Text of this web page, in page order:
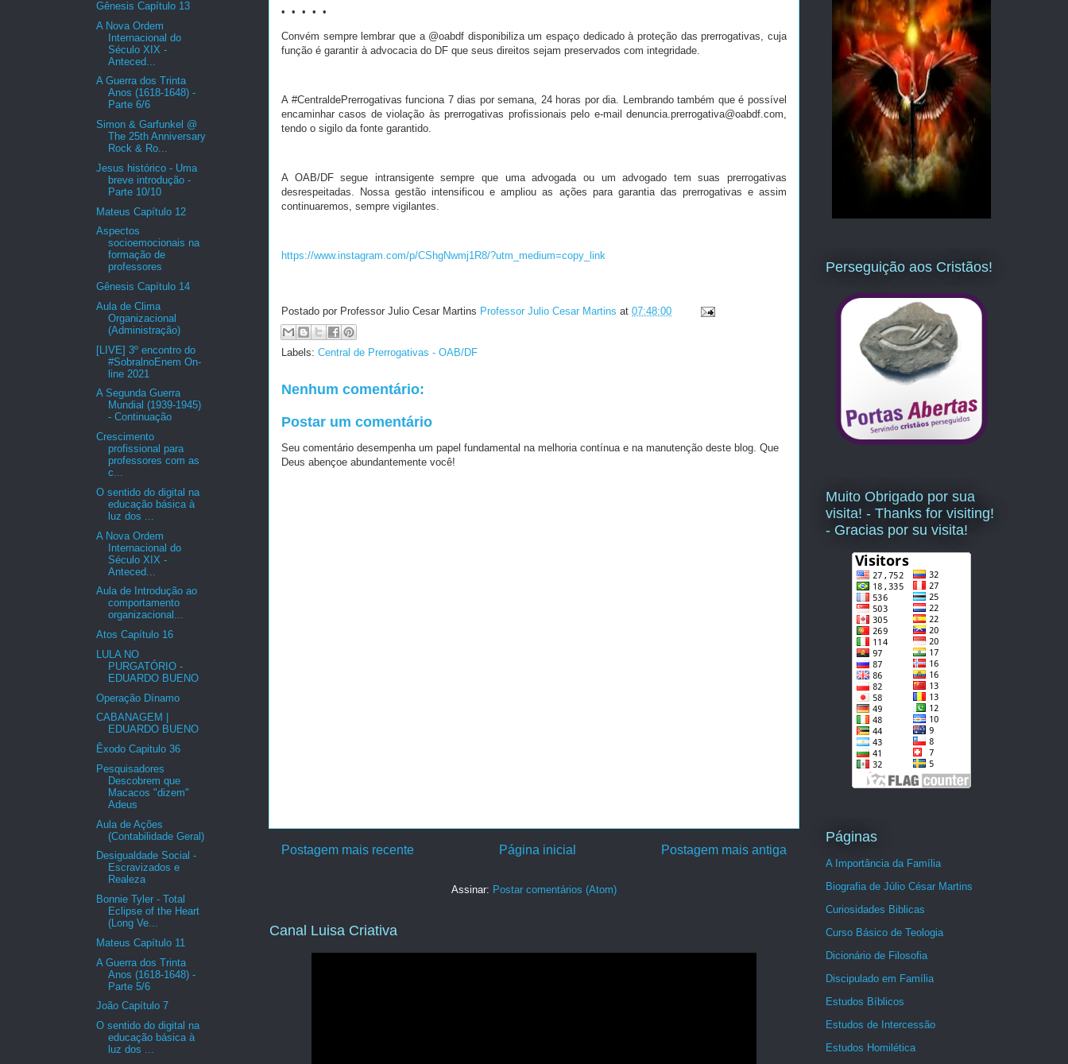
• • • • •
Convém sempre lembrar que a @oabdf disponibiliza um espaço dedicado à proteção das prerrogativas, cuja
função é garantir à advocacia do DF que seus direitos sejam preservados com integridade.
A #CentraldePrerrogativas funciona 7 dias por semana, 24 horas por dia. Lembrando também que é possível
encaminhar casos de violação às prerrogativas profissionais pelo e-mail denuncia.prerrogativa@oabdf.com,
tendo o sigilo da fonte garantido.
A OAB/DF segue intransigente sempre que uma advogada ou um advogado tem suas prerrogativas
desrespeitadas. Nossa gestão intensificou e ampliou as ações para garantia das prerrogativas e assim
continuaremos, sempre vigilantes.
https://www.instagram.com/p/CShgNwmj1R8/?utm_medium=copy_link
Postado por Professor Julio Cesar Martins Professor Julio Cesar Martins at 07:48:00
Labels: Central de Prerrogativas - OAB/DF
Nenhum comentário:
Postar um comentário
Seu comentário desempenha um papel fundamental na melhoria contínua e na manutenção deste blog. Que
Deus abençoe abundantemente você!
Postagem mais recente Postagem mais antiga
Página inicial
Assinar: Postar comentários (Atom)
Canal Luisa Criativa
Gênesis Capítulo 13
A Nova Ordem
Internacional do
Século XIX -
Anteced...
A Guerra dos Trinta
Anos (1618-1648) -
Parte 6/6
Simon & Garfunkel @
The 25th Anniversary
Rock & Ro...
Jesus histórico - Uma
breve introdução -
Parte 10/10
Mateus Capítulo 12
Aspectos
socioemocionais na
formação de
professores
Gênesis Capítulo 14
Aula de Clima
Organizacional
(Administração)
[LIVE] 3º encontro do
#SobralnoEnem On-
line 2021
A Segunda Guerra
Mundial (1939-1945)
- Continuação
Crescimento
profissional para
professores com as
c...
O sentido do digital na
educação básica à
luz dos ...
A Nova Ordem
Internacional do
Século XIX -
Anteced...
Aula de Introdução ao
comportamento
organizacional...
Atos Capítulo 16
LULA NO
PURGATÓRIO -
EDUARDO BUENO
Operação Dínamo
CABANAGEM |
EDUARDO BUENO
Êxodo Capitulo 36
Pesquisadores
Descobrem que
Macacos "dizem"
Adeus
Aula de Ações
(Contabilidade Geral)
Desigualdade Social -
Escravizados e
Realeza
Bonnie Tyler - Total
Eclipse of the Heart
(Long Ve...
Mateus Capítulo 11
A Guerra dos Trinta
Anos (1618-1648) -
Parte 5/6
João Capítulo 7
O sentido do digital na
educação básica à
luz dos ...
Perseguição aos Cristãos!
Muito Obrigado por sua
visita! - Thanks for visiting!
- Gracias por su visita!
Páginas
A Importância da Família
Biografia de Júlio César Martins
Curiosidades Biblicas
Curso Básico de Teologia
Dicionário de Filosofia
Discipulado em Família
Estudos Bíblicos
Estudos de Intercessão
Estudos Homilética